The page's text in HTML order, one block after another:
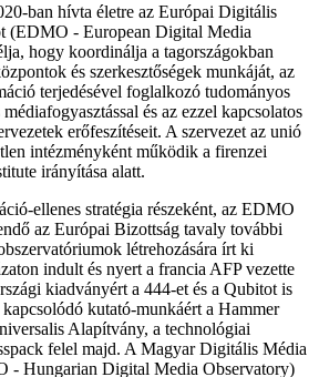
ban hívta életre az Európai Digitális
(EDMO - European Digital Media
hogy koordinálja a tagországokban
és szerkesztőségek munkáját, az
terjedésével foglalkozó tudományos
és az ezzel kapcsolatos
erőfeszítéseit. A szervezet az unió
intézményként működik a firenzei
irányítása alatt.
ellenes stratégia részeként, az EDMO
az Európai Bizottság tavaly további
létrehozására írt ki
indult és nyert a francia AFP vezette
kiadványért a 444-et és a Qubitot is
kutató-munkáért a Hammer
Alapítvány, a technológiai
felel majd. A Magyar Digitális Média
- Hungarian Digital Media Observatory)